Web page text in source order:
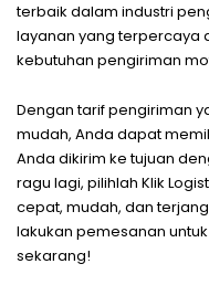
terbaik dalam industri
layanan yang terpercaya
kebutuhan pengiriman
Dengan tarif pengiriman
mudah, Anda dapat
Anda dikirim ke tujuan
ragu lagi, pilihlah Klik
cepat, mudah, dan
lakukan pemesanan
sekarang!